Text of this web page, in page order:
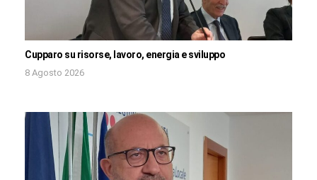
Cupparo su risorse, lavoro, energia e sviluppo
8 Agosto 2026